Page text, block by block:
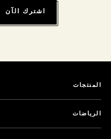
اشترك الآن
المنتجات
الرياضات